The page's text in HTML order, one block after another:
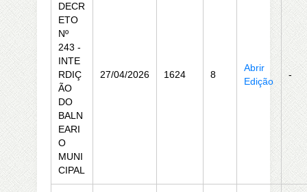
DECR
ETO
Nº
243 -
INTE
RDIÇ
ÃO
DO
BALN
EARI
O
MUNI
CIPAL
27/04/2026 1624 8
Abrir
Edição
-